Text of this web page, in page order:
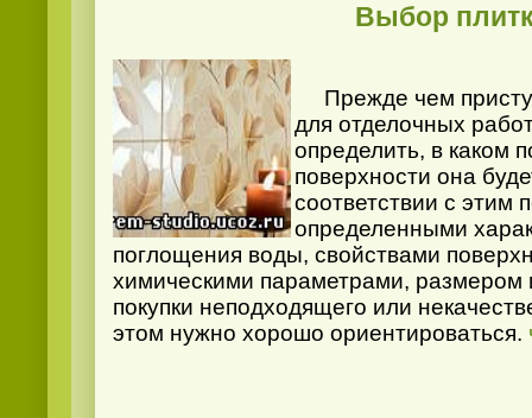
Выбор
Прежде чем
для отделочных
определить, в каком
поверхности она
соответствии с этим
определенными
поглощения воды, свойствами
химическими параметрами, размером
покупки неподходящего или
этом нужно хорошо ориентироваться.